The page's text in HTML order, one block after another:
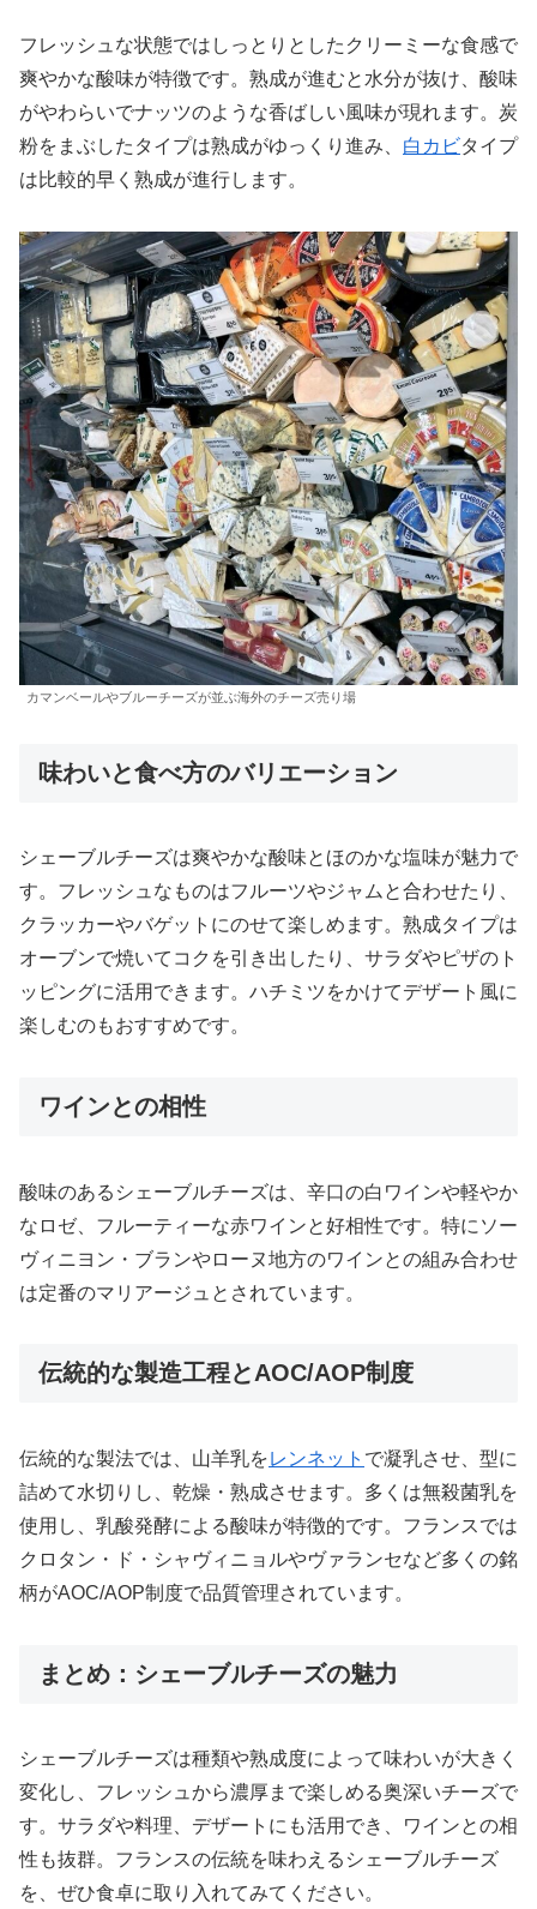
フレッシュな状態ではしっとりとしたクリーミーな食感で
爽やかな酸味が特徴です。熟成が進むと水分が抜け、酸味
がやわらいでナッツのような香ばしい風味が現れます。炭
粉をまぶしたタイプは熟成がゆっくり進み、 白カビタイプ
は比較的早く熟成が進行します。
カマンベールやブルーチーズが並ぶ海外のチーズ売り場
味わいと食べ方のバリエーション
シェーブルチーズは爽やかな酸味とほのかな塩味が魅力で
す。フレッシュなものはフルーツやジャムと合わせたり、
クラッカーやバゲットにのせて楽しめます。熟成タイプは
オーブンで焼いてコクを引き出したり、サラダやピザのト
ッピングに活用できます。ハチミツをかけてデザート風に
楽しむのもおすすめです。
ワインとの相性
酸味のあるシェーブルチーズは、辛口の白ワインや軽やか
なロゼ、フルーティーな赤ワインと好相性です。特にソー
ヴィニヨン・ブランやローヌ地方のワインとの組み合わせ
は定番のマリアージュとされています。
伝統的な製造工程とAOC/AOP制度
伝統的な製法では、山羊乳をレンネット で凝乳させ、型に
詰めて水切りし、乾燥・熟成させます。多くは無殺菌乳を
使用し、乳酸発酵による酸味が特徴的です。フランスでは
クロタン・ド・シャヴィニョルやヴァランセなど多くの銘
柄がAOC/AOP制度で品質管理されています。
まとめ：シェーブルチーズの魅力
シェーブルチーズは種類や熟成度によって味わいが大きく
変化し、フレッシュから濃厚まで楽しめる奥深いチーズで
す。サラダや料理、デザートにも活用でき、ワインとの相
性も抜群。フランスの伝統を味わえるシェーブルチーズ
を、ぜひ食卓に取り入れてみてください。